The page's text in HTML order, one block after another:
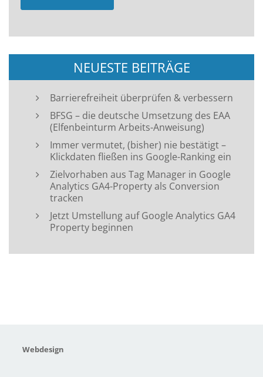
NEUESTE BEITRÄGE
Barrierefreiheit überprüfen & verbessern
BFSG – die deutsche Umsetzung des EAA
(Elfenbeinturm Arbeits-Anweisung)
Immer vermutet, (bisher) nie bestätigt –
Klickdaten fließen ins Google-Ranking ein
Zielvorhaben aus Tag Manager in Google
Analytics GA4-Property als Conversion
tracken
Jetzt Umstellung auf Google Analytics GA4
Property beginnen
Webdesign